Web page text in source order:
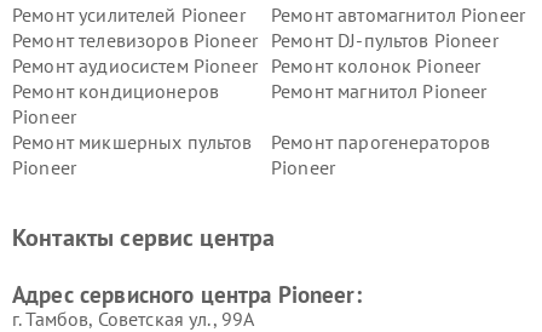
Ремонт усилителей Pioneer
Ремонт автомагнитол Pioneer
Ремонт телевизоров Pioneer
Ремонт DJ-пультов Pioneer
Ремонт аудиосистем Pioneer
Ремонт колонок Pioneer
Ремонт кондиционеров
Pioneer
Ремонт магнитол Pioneer
Ремонт микшерных пультов
Pioneer
Ремонт парогенераторов
Pioneer
Контакты сервис центра
Адрес сервисного центра Pioneer:
г. Тамбов, Советская ул., 99А